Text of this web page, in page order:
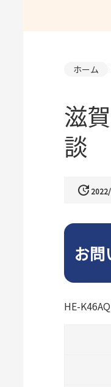
ホーム
滋
談
update
お
HE-